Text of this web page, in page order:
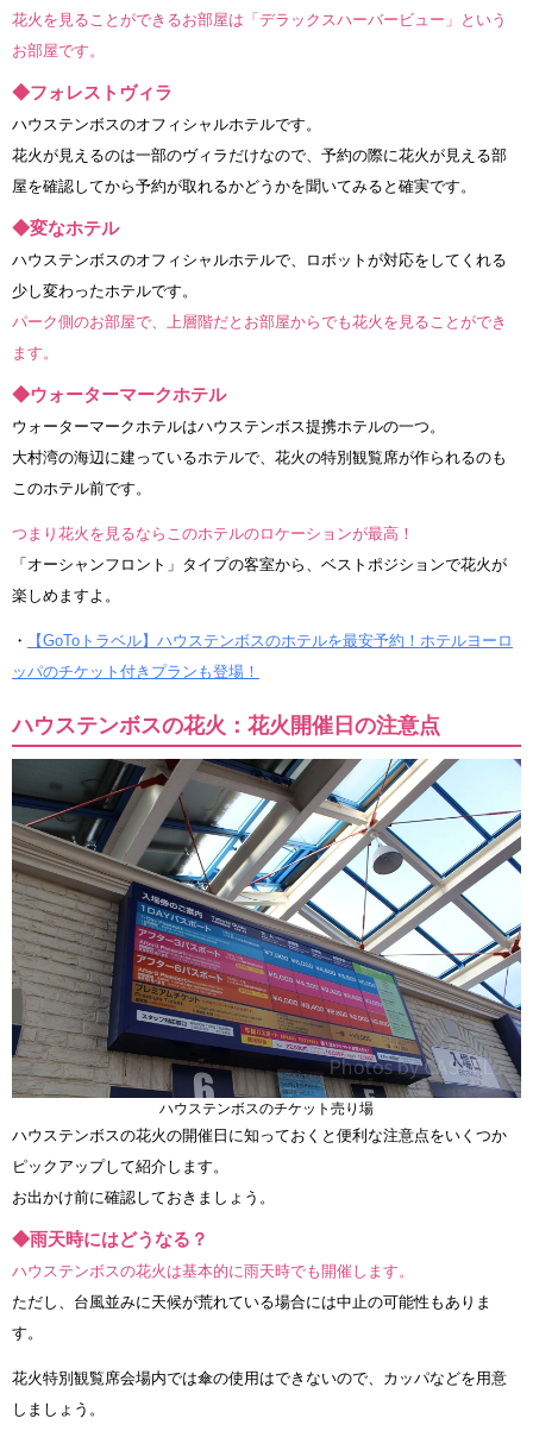
花火を見ることができるお部屋は「デラックスハーバービュー」という
お部屋です。
◆フォレストヴィラ
ハウステンボスのオフィシャルホテルです。
花火が見えるのは一部のヴィラだけなので、予約の際に花火が見える部
屋を確認してから予約が取れるかどうかを聞いてみると確実です。
◆変なホテル
ハウステンボスのオフィシャルホテルで、ロボットが対応をしてくれる
少し変わったホテルです。
パーク側のお部屋で、上層階だとお部屋からでも花火を見ることができ
ます。
◆ウォーターマークホテル
ウォーターマークホテルはハウステンボス提携ホテルの一つ。
大村湾の海辺に建っているホテルで、花火の特別観覧席が作られるのも
このホテル前です。
つまり花火を見るならこのホテルのロケーションが最高！
「オーシャンフロント」タイプの客室から、ベストポジションで花火が
楽しめますよ。
・
【GoToトラベル】ハウステンボスのホテルを最安予約！ホテルヨーロ
ッパのチケット付きプランも登場！
ハウステンボスの花火：花火開催日の注意点
ハウステンボスのチケット売り場
ハウステンボスの花火の開催日に知っておくと便利な注意点をいくつか
ピックアップして紹介します。
お出かけ前に確認しておきましょう。
◆雨天時にはどうなる？
ハウステンボスの花火は基本的に雨天時でも開催します。
ただし、台風並みに天候が荒れている場合には中止の可能性もありま
す。
花火特別観覧席会場内では傘の使用はできないので、カッパなどを用意
しましょう。